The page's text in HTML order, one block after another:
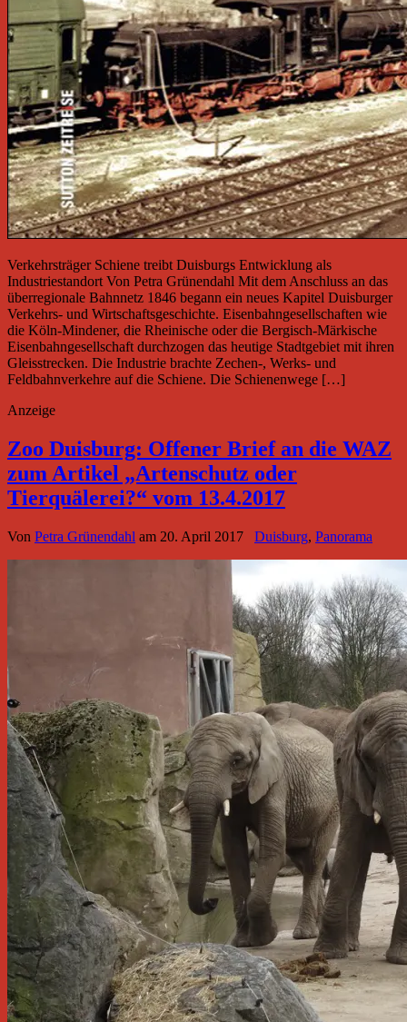
Verkehrsträger Schiene treibt Duisburgs Entwicklung als
Industriestandort Von Petra Grünendahl Mit dem Anschluss an das
überregionale Bahnnetz 1846 begann ein neues Kapitel Duisburger
Verkehrs- und Wirtschaftsgeschichte. Eisenbahngesellschaften wie
die Köln-Mindener, die Rheinische oder die Bergisch-Märkische
Eisenbahngesellschaft durchzogen das heutige Stadtgebiet mit ihren
Gleisstrecken. Die Industrie brachte Zechen-, Werks- und
Feldbahnverkehre auf die Schiene. Die Schienenwege […]
Anzeige
Zoo Duisburg: Offener Brief an die WAZ
zum Artikel „Artenschutz oder
Tierquälerei?“ vom 13.4.2017
Von Petra Grünendahl am 20. April 2017 Duisburg, Panorama